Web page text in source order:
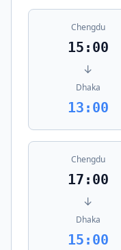
Chengdu
15:00
↓
Dhaka
13:00
Chengdu
17:00
↓
Dhaka
15:00